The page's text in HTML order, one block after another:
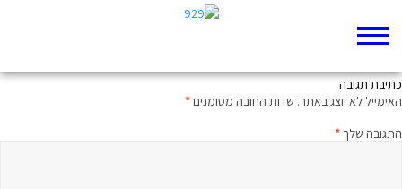
כתיבת תגובה
האימייל לא יוצג באתר. שדות החובה מסומנים*
התגובה שלך*